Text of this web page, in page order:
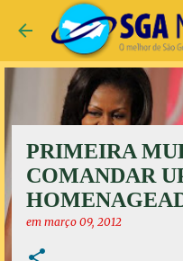
Pular para o
PRIMEIRA
COMANDAR
em março 09, 2012